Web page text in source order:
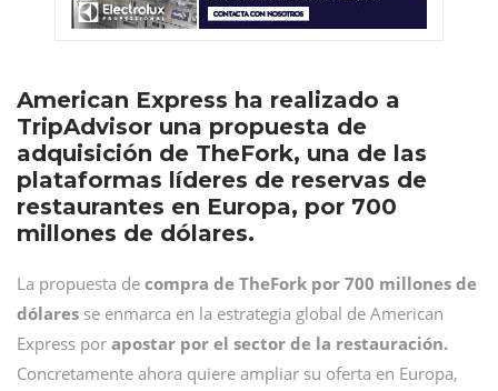
American Express ha realizado a
TripAdvisor una propuesta de
adquisición de TheFork, una de las
plataformas líderes de reservas de
restaurantes en Europa, por 700
millones de dólares.
La propuesta de compra de TheFork por 700 millones de
dólares se enmarca en la estrategia global de American
Express por apostar por el sector de la restauración.
Concretamente ahora quiere ampliar su oferta en Europa,